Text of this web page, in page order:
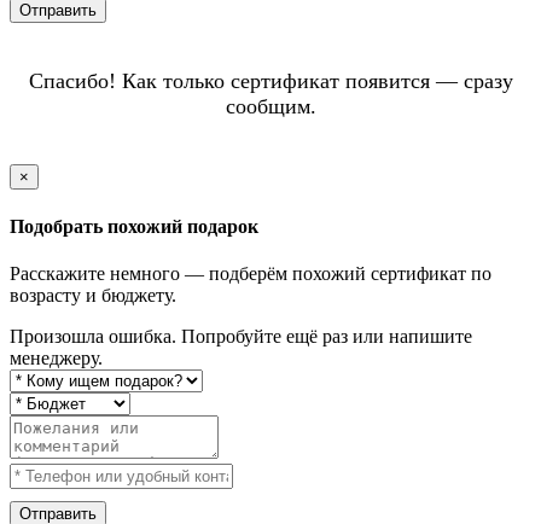
Отправить
Спасибо! Как только сертификат появится — сразу
сообщим.
×
Подобрать похожий подарок
Расскажите немного — подберём похожий сертификат по
возрасту и бюджету.
Произошла ошибка. Попробуйте ещё раз или напишите
менеджеру.
Отправить